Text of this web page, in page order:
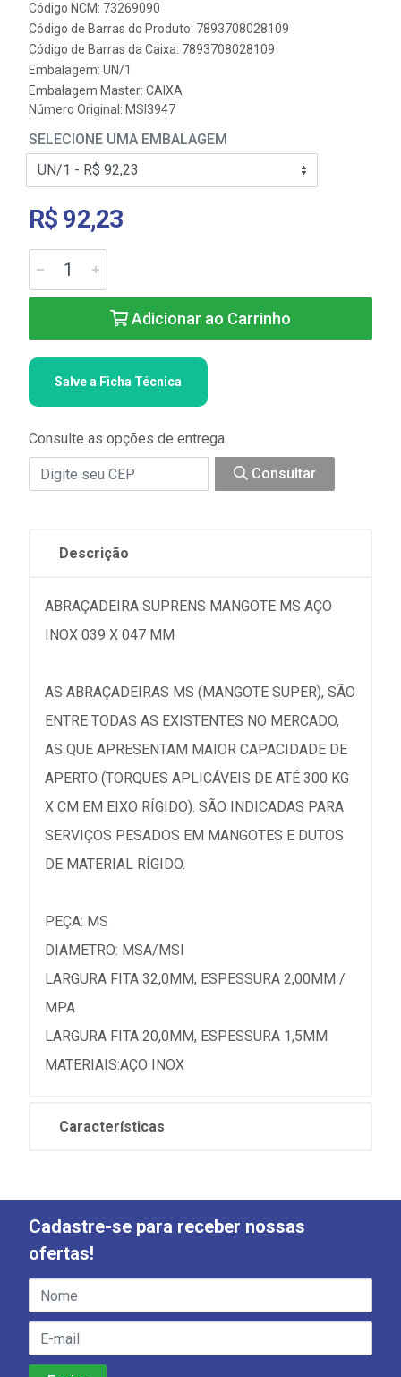
Código NCM: 73269090
Código de Barras do Produto: 7893708028109
Código de Barras da Caixa: 7893708028109
Embalagem: UN/1
Embalagem Master: CAIXA
Número Original: MSI3947
SELECIONE UMA EMBALAGEM
R$ 92,23
Adicionar ao Carrinho
Salve a Ficha Técnica
Consulte as opções de entrega
Consultar
Descrição
ABRAÇADEIRA SUPRENS MANGOTE MS AÇO
INOX 039 X 047 MM
AS ABRAÇADEIRAS MS (MANGOTE SUPER), SÃO
ENTRE TODAS AS EXISTENTES NO MERCADO,
AS QUE APRESENTAM MAIOR CAPACIDADE DE
APERTO (TORQUES APLICÁVEIS DE ATÉ 300 KG
X CM EM EIXO RÍGIDO). SÃO INDICADAS PARA
SERVIÇOS PESADOS EM MANGOTES E DUTOS
DE MATERIAL RÍGIDO.
PEÇA: MS
DIAMETRO: MSA/MSI
LARGURA FITA 32,0MM, ESPESSURA 2,00MM /
MPA
LARGURA FITA 20,0MM, ESPESSURA 1,5MM
MATERIAIS:AÇO INOX
Características
Cadastre-se para receber nossas
ofertas!